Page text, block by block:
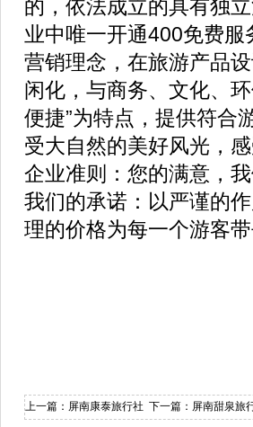
的，依法成立的具有独
业中唯一开通400免费
营销理念，在旅游产品
闲化，与商务、文化、
便捷”为特点，提供符合
受大自然的美好风光，
企业准则：您的满意，我
我们的承诺：以严谨的
理的价格为每一个游客
上一篇： 屏南康泰旅行社 下一篇： 屏南甜泉旅